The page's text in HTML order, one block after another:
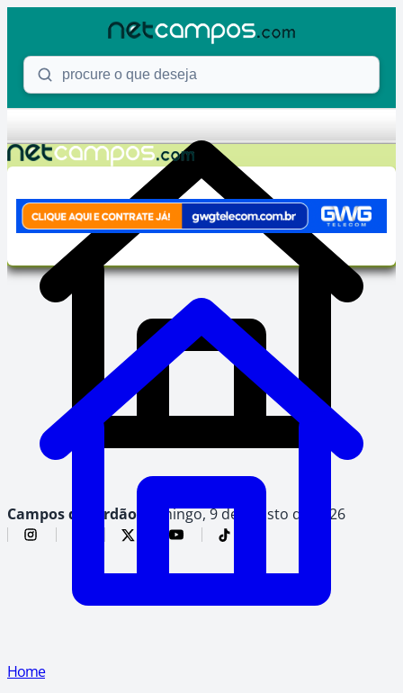
Procure o que deseja
Campos do Jordão, domingo, 9 de agosto de 2026
Home